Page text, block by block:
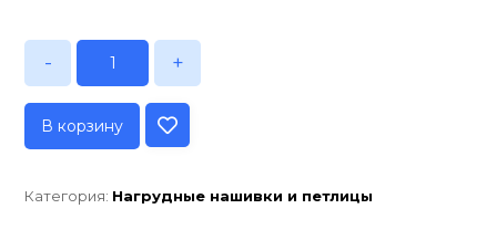
- +
В корзину
Категория: Нагрудные нашивки и петлицы